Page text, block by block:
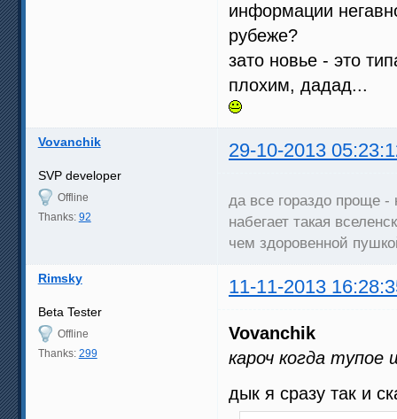
информации
рубеже?
зато новье - это
плохим, дадад...
Vovanchik 29-10-2013
SVP developer
Offline
Thanks: 92
да все гораздо проще -
набегает такая
чем здоровенной
Rimsky 11-11-2013
Beta Tester
Offline
Thanks: 299
Vovanchik
кароч когда
дык я сразу так и